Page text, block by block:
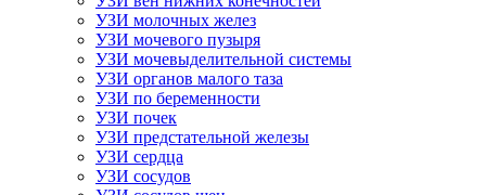
УЗИ молочных желез
УЗИ мочевого пузыря
УЗИ мочевыделительной системы
УЗИ органов малого таза
УЗИ по беременности
УЗИ почек
УЗИ предстательной железы
УЗИ сердца
УЗИ сосудов